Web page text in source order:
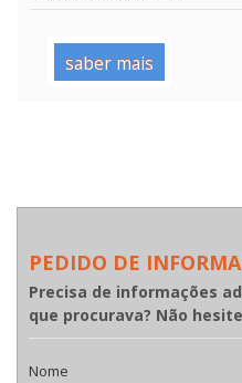
saber mais
PEDIDO DE
Precisa de informações
que procurava? Não
Nome